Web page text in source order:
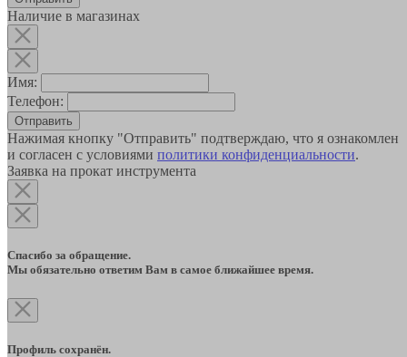
Наличие в магазинах
Имя:
Телефон:
Отправить
Нажимая кнопку "Отправить" подтверждаю, что я ознакомлен
и согласен с условиями политики конфиденциальности.
Заявка на прокат инструмента
Спасибо за обращение.
Мы обязательно ответим Вам в самое ближайшее время.
Профиль сохранён.